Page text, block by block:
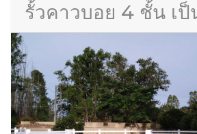
รั้วคาวบอย 4 ชั้น เป็